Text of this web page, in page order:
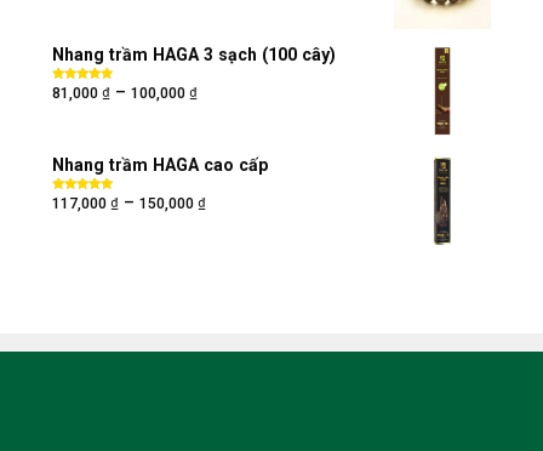
Nhang trầm HAGA 3 sạch (100 cây)
Được xếp
hạng 5.005
81,000 ₫ – 100,000 ₫
Nhang trầm HAGA cao cấp
Được xếp
hạng5.005
117,000 ₫ – 150,000 ₫